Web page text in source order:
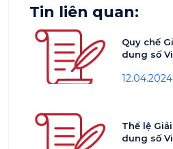
Tin liên quan:
Quy chế
dung số
12.04.2024
Thể lệ
dung số